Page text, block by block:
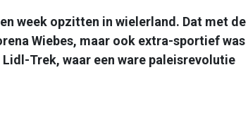
week opzitten in wielerland. Dat met de
Wiebes, maar ook extra-sportief was
Trek, waar een ware paleisrevolutie